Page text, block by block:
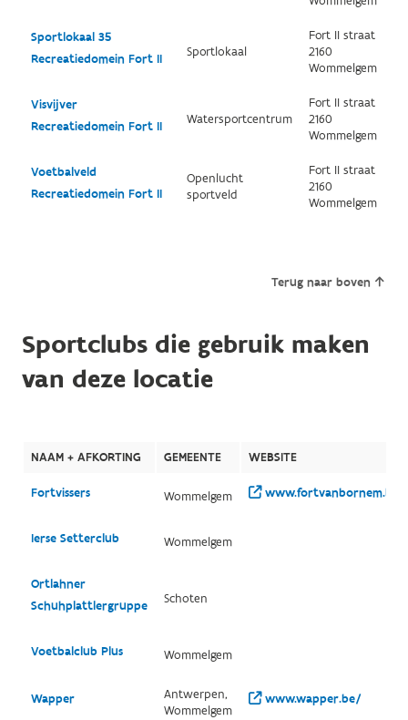
Sportlokaal 35
Recreatiedomein Fort II
Sportlokaal
Fort II straat
2160
Wommelgem
Visvijver
Recreatiedomein Fort II
Watersportcentrum
Fort II straat
2160
Wommelgem
Voetbalveld
Recreatiedomein Fort II
Openlucht
sportveld
Fort II straat
2160
Wommelgem
Terug naar boven
Sportclubs die gebruik maken
van deze locatie
NAAM + AFKORTING GEMEENTE WEBSITE
Fortvissers Wommelgem www.fortvanbornem.be/
Ierse Setterclub Wommelgem
Ortlahner
Schuhplattlergruppe
Schoten
Voetbalclub Plus Wommelgem
Wapper
Antwerpen,
Wommelgem
www.wapper.be/